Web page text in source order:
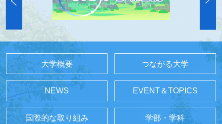
大学概要 つながる大学
NEWS EVENT＆TOPICS
国際的な取り組み 学部・学科